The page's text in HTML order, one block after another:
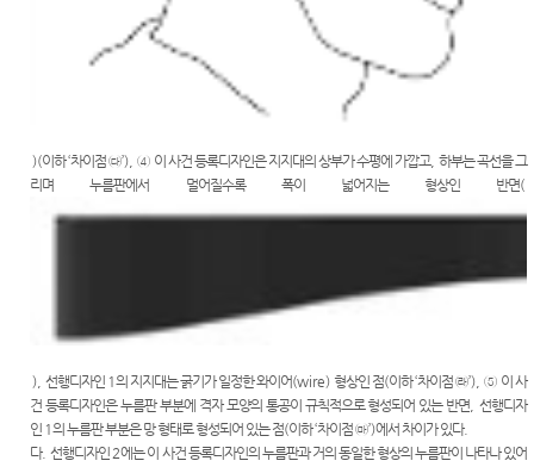
)(이하‘차이점㉰’),④ 이 사건 등록디자인은 지지대의 상부가 수평에 가깝고,하부는 곡선을 그
리며 누름판에서 멀어질수록 폭이 넓어지는 형상인 반면(
),선행디자인 1의 지지대는 굵기가 일정한 와이어(wire) 형상인 점(이하‘차이점㉱’),⑤ 이 사
건 등록디자인은 누름판 부분에 격자 모양의 통공이 규칙적으로 형성되어 있는 반면 ,선행디자
인 1의 누름판 부분은 망 형태로 형성되어 있는 점(이하‘차이점㉲’)에서 차이가 있다.
다.선행디자인 2에는 이 사건 등록디자인의 누름판과 거의 동일한 형상의 누름판이 나타나 있어